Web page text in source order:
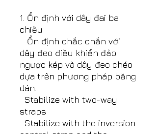
1. Ổn định với dây đai ba
chiều
Ổn định chắc chắn với
dây đeo điều khiển đảo
ngược kép và dây đeo chéo
dựa trên phương pháp băng
dán.
Stabilize with two-way
straps
Stabilize with the inversion